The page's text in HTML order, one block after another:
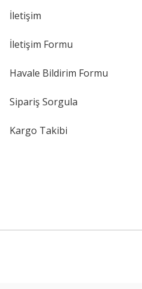
İletişim
İletişim Formu
Havale Bildirim Formu
Sipariş Sorgula
Kargo Takibi